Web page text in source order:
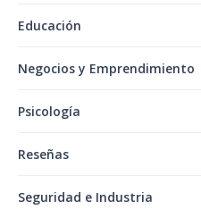
Educación
Negocios y Emprendimiento
Psicología
Reseñas
Seguridad e Industria